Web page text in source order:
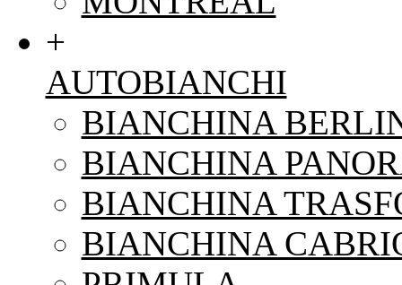
+
AUTOBIANCHI
BIANCHINA
BIANCHINA
BIANCHINA
BIANCHINA